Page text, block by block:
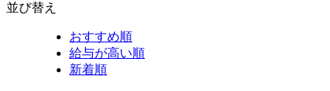
並び替え
おすすめ順
給与が高い順
新着順